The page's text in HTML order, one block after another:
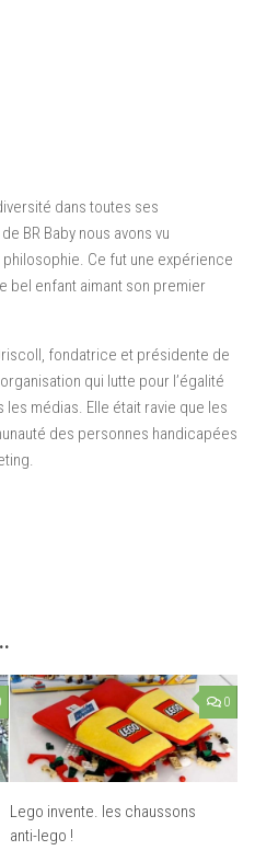
dans toutes ses
BR Baby nous avons vu
Ce fut une expérience
bel enfant aimant son premier
fondatrice et présidente de
qui lutte pour l’égalité
médias. Elle était ravie que les
des personnes handicapées
0
Lego invente. les chaussons
anti-lego !